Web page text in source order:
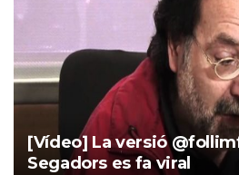
[Vídeo] La versió
Segadors es fa viral